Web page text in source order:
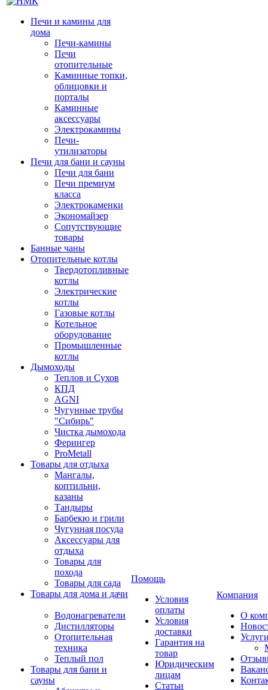
Печи и камины для
дома
Печи-камины
Печи
отопительные
Каминные топки,
облицовки и
порталы
Каминные
аксессуары
Электрокамины
Печи-
утилизаторы
Печи для бани и сауны
Печи для бани
Печи премиум
класса
Электрокаменки
Экономайзер
Сопутствующие
товары
Банные чаны
Отопительные котлы
Твердотопливные
котлы
Электрические
котлы
Газовые котлы
Котельное
оборудование
Промышленные
котлы
Дымоходы
Теплов и Сухов
КПД
AGNI
Чугунные трубы
"Сибирь"
Чистка дымохода
Ферингер
ProMetall
Товары для отдыха
Мангалы,
коптильни,
казаны
Тандыры
Барбекю и грили
Чугунная посуда
Аксессуары для
отдыха
Товары для
похода
Товары для сада
Товары для дома и дачи
Водонагреватели
Дистилляторы
Отопительная
техника
Теплый пол
Товары для бани и
сауны
Помощь
Условия
оплаты
Условия
доставки
Гарантия на
товар
Юридическим
лицам
Статьи
Компания
О